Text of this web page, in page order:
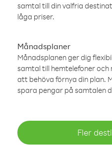
samtal till din valfria
låga priser.
Månadsplaner
Månadsplanen ger dig
samtal till hemtelefoner
att behöva förnya din plan.
spara pengar på samtalen
Fler